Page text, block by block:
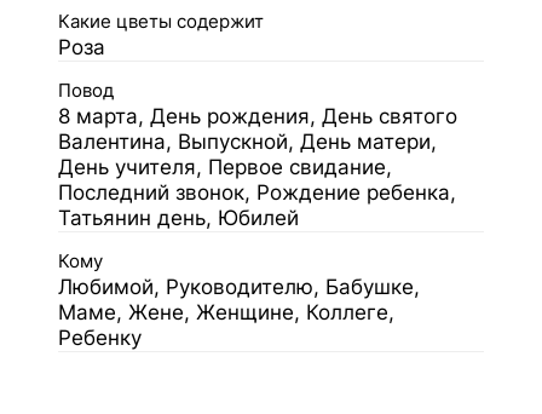
Какие цветы содержит
Роза
Повод
8 марта, День рождения, День святого
Валентина, Выпускной, День матери,
День учителя, Первое свидание,
Последний звонок, Рождение ребенка,
Татьянин день, Юбилей
Кому
Любимой, Руководителю, Бабушке,
Маме, Жене, Женщине, Коллеге,
Ребенку